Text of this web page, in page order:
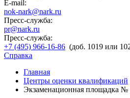
E-mail:
nok-nark@nark.ru
Пресс-служба:
pr@nark.ru
Пресс-служба:
+7 (495) 966-16-86 (доб. 1019 или
Справка
Главная
Центры оценки квалификаций
Экзаменационная площадка №